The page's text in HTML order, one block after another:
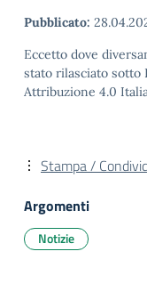
Pubblicato:
Eccetto dove
stato rilasciato sotto
Attribuzione 4.0
Stampa /
Argomenti
Notizie